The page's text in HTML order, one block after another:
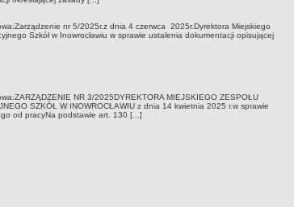
nr 5/2025r.z dnia 4 czerwca 2025r.Dyrektora Miejskiego
Szkół w Inowrocławiu w sprawie ustalenia dokumentacji opisującej
NR 3/2025DYREKTORA MIEJSKIEGO ZESPOŁU
SZKÓŁ W INOWROCŁAWIU z dnia 14 kwietnia 2025 r.w sprawie
od pracyNa podstawie art. 130 [...]